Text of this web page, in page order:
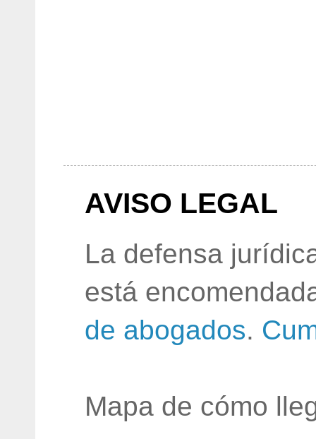
AVISO LEGAL
La defensa
está
de abogados.
Mapa de cómo